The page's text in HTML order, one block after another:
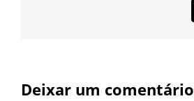
Deixar um comentário